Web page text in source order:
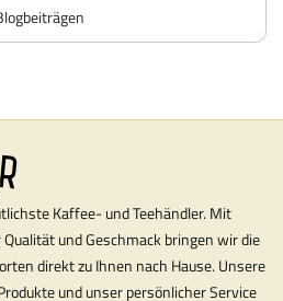
Kaffee- und Teehändler. Mit
und Geschmack bringen wir die
direkt zu Ihnen nach Hause. Unsere
und unser persönlicher Service